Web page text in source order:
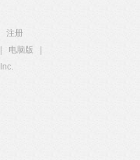
注册
电脑版